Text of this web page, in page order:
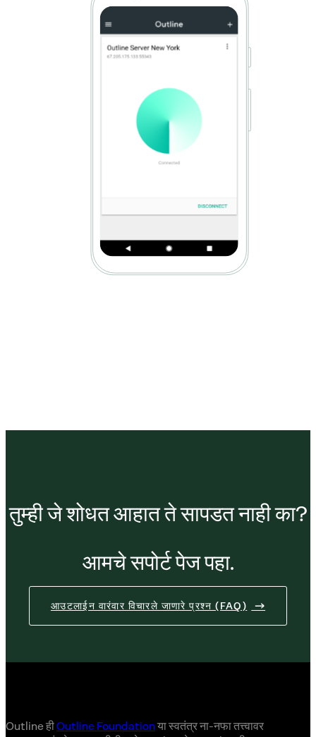
तुम्ही जे शोधत आहात ते सापडत नाही का?
आमचे सपोर्ट पेज पहा.
आउटलाईन वारंवार विचारले जाणारे प्रश्न (FAQ)
Outline हीOutline Foundationया स्वतंत्र ना-नफा तत्त्वावर